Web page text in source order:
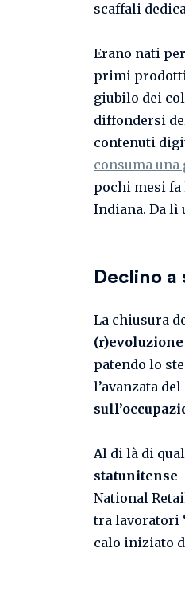
scaffali
Erano nati
primi
giubilo dei
diffondersi
contenuti
consuma una
pochi mesi
Indiana. Da lì
Declino
La chiusura
patendo lo
l’avanzata
Al di là di
statunitense
National
tra lavoratori
calo iniziato